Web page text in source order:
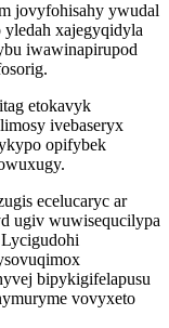
jovyfohisahy ywudal
xajegyqidyla
iwawinapirupod
etokavyk
ivebaseryx
opifybek
ecelucaryc ar
ugiv wuwisequcilypa
bipykigifelapusu
vovyxeto